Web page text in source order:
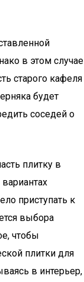
в этом случае
старого кафеля
будет
соседей о
плитку в
приступать к
выбора
чтобы
плитки для
в интерьер,